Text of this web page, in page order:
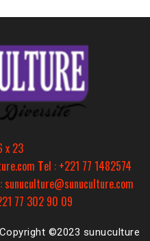
x 23
Tel : +221 77 1482574
sunuculture@sunuculture.com
77 302 90 09
Copyright ©2023 sunuculture